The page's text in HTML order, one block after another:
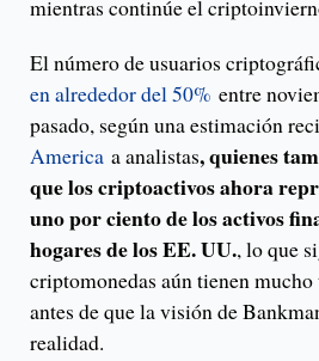
mientras continúe el
El número de usuarios
en alrededor del 50% entre
pasado, según una estimación
America a analistas, quienes
que los criptoactivos ahora
uno por ciento de los activos
hogares de los EE. UU., lo que
criptomonedas aún tienen
antes de que la visión de
realidad.